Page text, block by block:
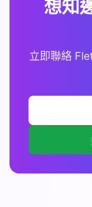
想知
立即聯絡